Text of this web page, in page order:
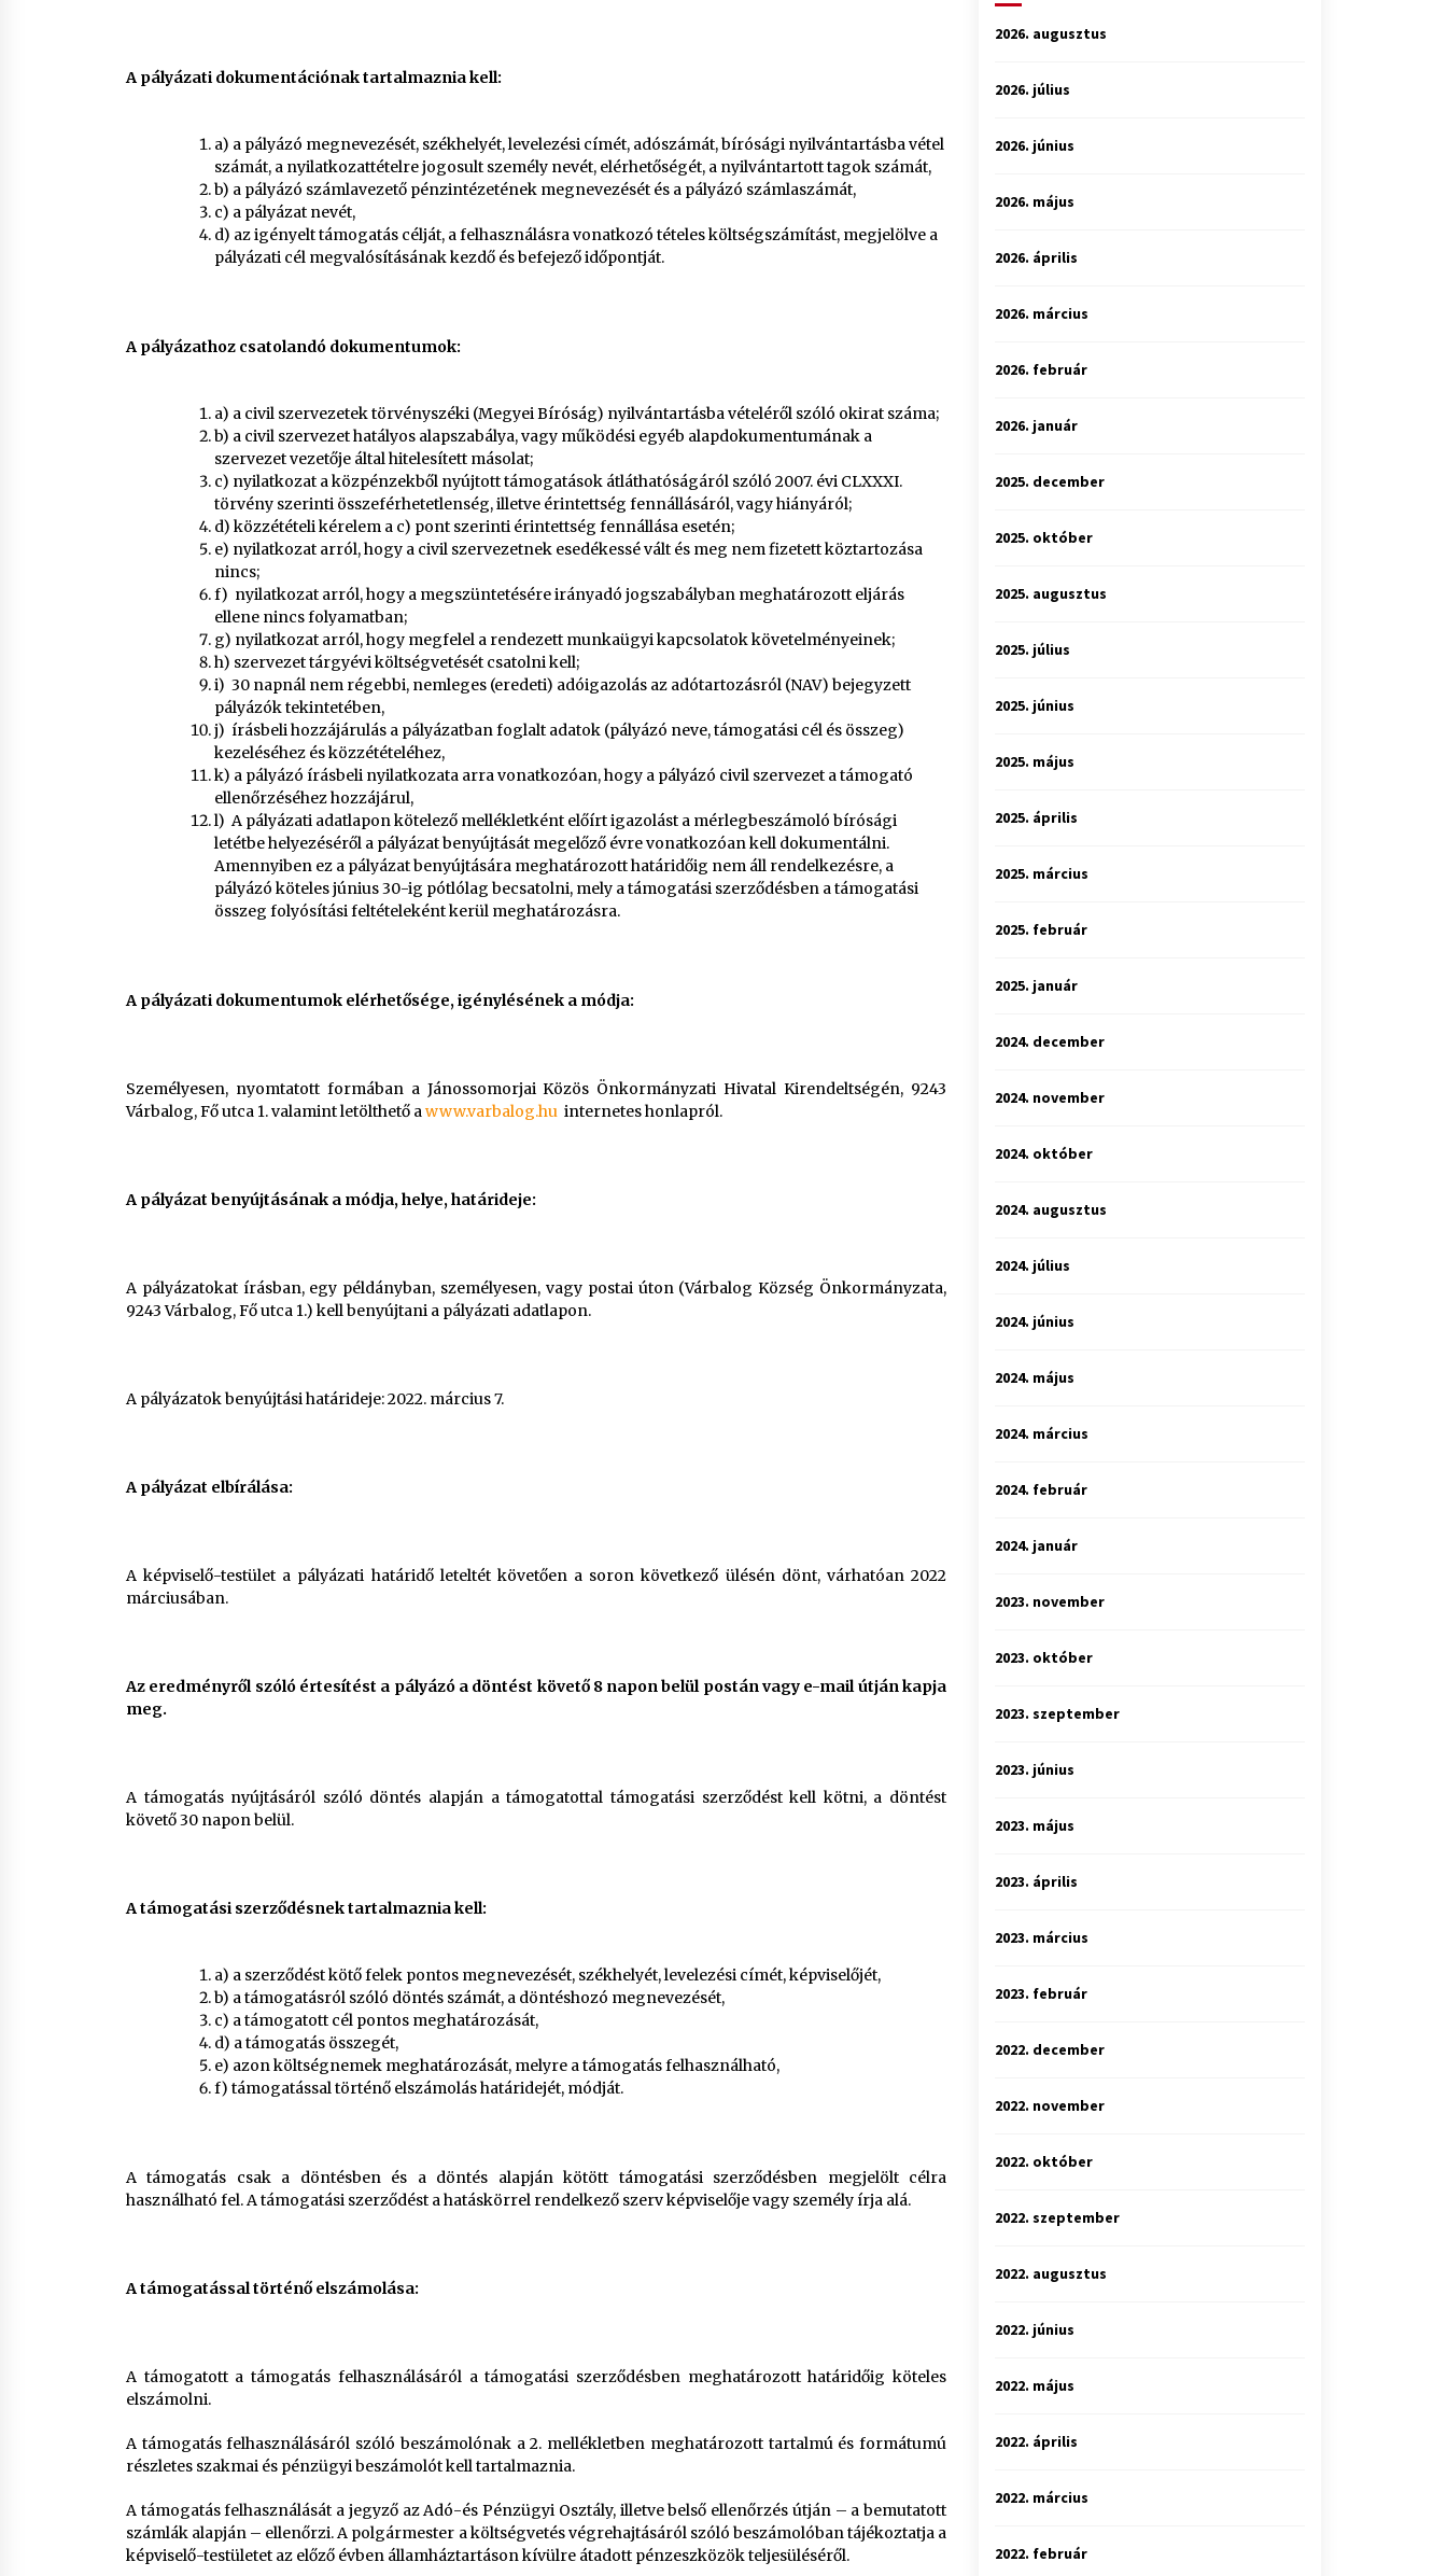
A pályázati dokumentációnak tartalmaznia kell:
a) a pályázó megnevezését, székhelyét, levelezési címét, adószámát, bírósági nyilvántartásba vétel
számát, a nyilatkozattételre jogosult személy nevét, elérhetőségét, a nyilvántartott tagok számát,
b) a pályázó számlavezető pénzintézetének megnevezését és a pályázó számlaszámát,
c) a pályázat nevét,
d) az igényelt támogatás célját, a felhasználásra vonatkozó tételes költségszámítást, megjelölve a
pályázati cél megvalósításának kezdő és befejező időpontját.
A pályázathoz csatolandó dokumentumok:
a) a civil szervezetek törvényszéki (Megyei Bíróság) nyilvántartásba vételéről szóló okirat száma;
b) a civil szervezet hatályos alapszabálya, vagy működési egyéb alapdokumentumának a
szervezet vezetője által hitelesített másolat;
c) nyilatkozat a közpénzekből nyújtott támogatások átláthatóságáról szóló 2007. évi CLXXXI.
törvény szerinti összeférhetetlenség, illetve érintettség fennállásáról, vagy hiányáról;
d) közzétételi kérelem a c) pont szerinti érintettség fennállása esetén;
e) nyilatkozat arról, hogy a civil szervezetnek esedékessé vált és meg nem fizetett köztartozása
nincs;
f) nyilatkozat arról, hogy a megszüntetésére irányadó jogszabályban meghatározott eljárás
ellene nincs folyamatban;
g) nyilatkozat arról, hogy megfelel a rendezett munkaügyi kapcsolatok követelményeinek;
h) szervezet tárgyévi költségvetését csatolni kell;
i) 30 napnál nem régebbi, nemleges (eredeti) adóigazolás az adótartozásról (NAV) bejegyzett
pályázók tekintetében,
j) írásbeli hozzájárulás a pályázatban foglalt adatok (pályázó neve, támogatási cél és összeg)
kezeléséhez és közzétételéhez,
k) a pályázó írásbeli nyilatkozata arra vonatkozóan, hogy a pályázó civil szervezet a támogató
ellenőrzéséhez hozzájárul,
l) A pályázati adatlapon kötelező mellékletként előírt igazolást a mérlegbeszámoló bírósági
letétbe helyezéséről a pályázat benyújtását megelőző évre vonatkozóan kell dokumentálni.
Amennyiben ez a pályázat benyújtására meghatározott határidőig nem áll rendelkezésre, a
pályázó köteles június 30-ig pótlólag becsatolni, mely a támogatási szerződésben a támogatási
összeg folyósítási feltételeként kerül meghatározásra.
A pályázati dokumentumok elérhetősége, igénylésének a módja:
Személyesen, nyomtatott formában a Jánossomorjai Közös Önkormányzati Hivatal Kirendeltségén, 9243
Várbalog, Fő utca 1. valamint letölthető awww.varbalog.hu internetes honlapról.
A pályázat benyújtásának a módja, helye, határideje:
A pályázatokat írásban, egy példányban, személyesen, vagy postai úton (Várbalog Község Önkormányzata,
9243 Várbalog, Fő utca 1.) kell benyújtani a pályázati adatlapon.
A pályázatok benyújtási határideje: 2022. március 7.
A pályázat elbírálása:
A képviselő-testület a pályázati határidő leteltét követően a soron következő ülésén dönt, várhatóan 2022
márciusában.
Az eredményről szóló értesítést a pályázó a döntést követő 8 napon belül postán vagy e-mail útján kapja
meg.
A támogatás nyújtásáról szóló döntés alapján a támogatottal támogatási szerződést kell kötni, a döntést
követő 30 napon belül.
A támogatási szerződésnek tartalmaznia kell:
a) a szerződést kötő felek pontos megnevezését, székhelyét, levelezési címét, képviselőjét,
b) a támogatásról szóló döntés számát, a döntéshozó megnevezését,
c) a támogatott cél pontos meghatározását,
d) a támogatás összegét,
e) azon költségnemek meghatározását, melyre a támogatás felhasználható,
f) támogatással történő elszámolás határidejét, módját.
A támogatás csak a döntésben és a döntés alapján kötött támogatási szerződésben megjelölt célra
használható fel. A támogatási szerződést a hatáskörrel rendelkező szerv képviselője vagy személy írja alá.
A támogatással történő elszámolása:
A támogatott a támogatás felhasználásáról a támogatási szerződésben meghatározott határidőig köteles
elszámolni.
A támogatás felhasználásáról szóló beszámolónak a 2. mellékletben meghatározott tartalmú és formátumú
részletes szakmai és pénzügyi beszámolót kell tartalmaznia.
A támogatás felhasználását a jegyző az Adó-és Pénzügyi Osztály, illetve belső ellenőrzés útján – a bemutatott
számlák alapján – ellenőrzi. A polgármester a költségvetés végrehajtásáról szóló beszámolóban tájékoztatja a
képviselő-testületet az előző évben államháztartáson kívülre átadott pénzeszközök teljesüléséről.
2026. augusztus
2026. július
2026. június
2026. május
2026. április
2026. március
2026. február
2026. január
2025. december
2025. október
2025. augusztus
2025. július
2025. június
2025. május
2025. április
2025. március
2025. február
2025. január
2024. december
2024. november
2024. október
2024. augusztus
2024. július
2024. június
2024. május
2024. március
2024. február
2024. január
2023. november
2023. október
2023. szeptember
2023. június
2023. május
2023. április
2023. március
2023. február
2022. december
2022. november
2022. október
2022. szeptember
2022. augusztus
2022. június
2022. május
2022. április
2022. március
2022. február